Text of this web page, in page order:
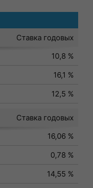
Ставка годовых
10,8 %
16,1 %
12,5 %
Ставка годовых
16,06 %
0,78 %
14,55 %